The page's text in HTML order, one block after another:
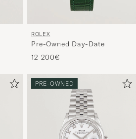
ROLEX
Pre-Owned Day-Date
12 200€
PRE-OWNED